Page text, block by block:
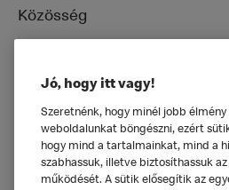
Közösség
Általános
Jó, hogy itt vagy!
Szeretnénk, hogy minél jobb
weboldalunkat böngészni, ezért
hogy mind a tartalmainkat, mind a
szabhassuk, illetve biztosíthassuk
működését. A sütik elősegítik az